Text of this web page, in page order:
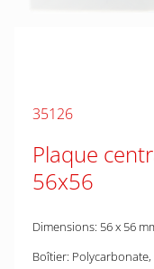
35126
Plaque
56x56
Dimensions: 56 x 56
Boîtier: